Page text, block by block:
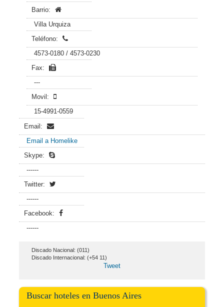
Barrio:
Villa Urquiza
Teléfono:
4573-0180 / 4573-0230
Fax:
---
Movil:
15-4991-0559
Email:
Email a Homelike
Skype:
------
Twitter:
------
Facebook:
------
Discado Nacional: (011)
Discado Internacional: (+54 11)
Tweet
Buscar hoteles en Buenos Aires